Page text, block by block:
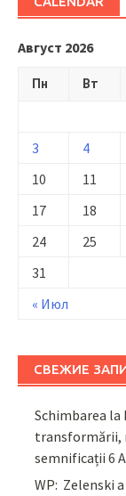
Август 2026
Пн Вт
« Июл
3
4
10
11
17
18
24
25
31
СВЕЖИЕ
Schimbarea la
transformării,
semnificații 6
WP: Zelenski